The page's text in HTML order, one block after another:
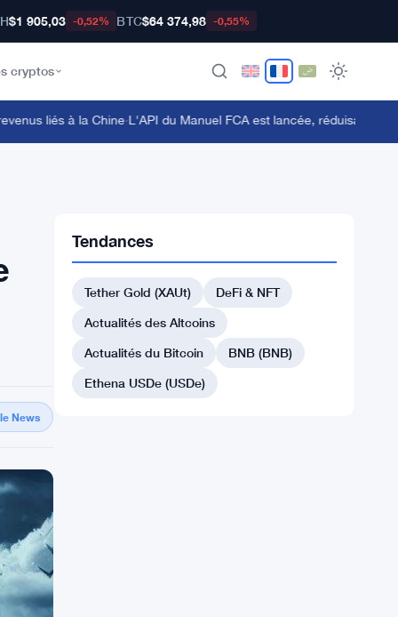
$1 905,03 -0,52% BTC$64 374,98 -0,55%
cryptos
liés à la Chine·L'API du Manuel FCA est lancée, réduisant les
News
Tendances
Tether Gold (XAUt)
DeFi & NFT
Actualités des Altcoins
Actualités du Bitcoin
BNB (BNB)
Ethena USDe (USDe)